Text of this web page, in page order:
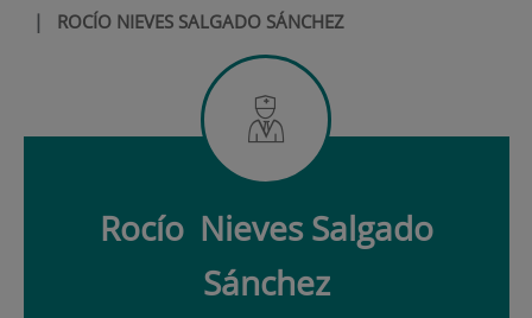
| ROCÍO NIEVES SALGADO SÁNCHEZ
Rocío Nieves Salgado
Sánchez